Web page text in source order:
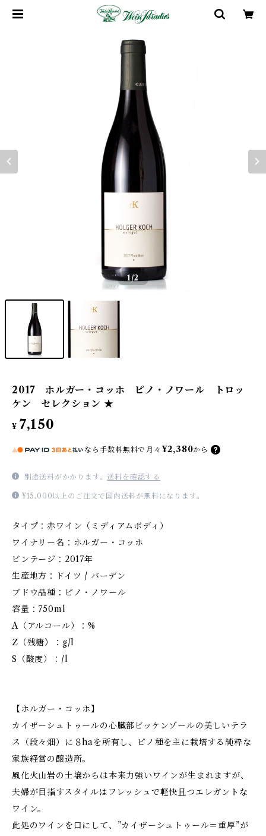
1/2
2017 ホルガー・コッホ ピノ・ノワール トロッ
ケン セレクション ★
¥ 7,150
なら 手数料無料で 月々 ¥2,380から
別途送料がかかります。送料を確認する
¥15,000以上のご注文で国内送料が無料になります。
タイプ：赤ワイン（ミディアムボディ）
ワイナリー名：ホルガー・コッホ
ビンテージ：2017年
生産地方：ドイツ / バーデン
ブドウ品種：ピノ・ノワール
容量：750ml
A（アルコール）：%
Z（残糖）：g/l
S（酸度）：/l
【ホルガー・コッホ】
カイザーシュトゥールの心臓部ビッケンゾールの美しいテラ
ス（段々畑）に８haを所有し、ピノ種を主に栽培する純粋な
家族経営の醸造所。
風化火山岩の土壌からは本来力強いワインが生まれますが、
夫婦が目指すスタイルはフレッシュで軽快且つエレガントな
ワイン。
此処のワインを口にして、”カイザーシュトゥール＝重厚”が